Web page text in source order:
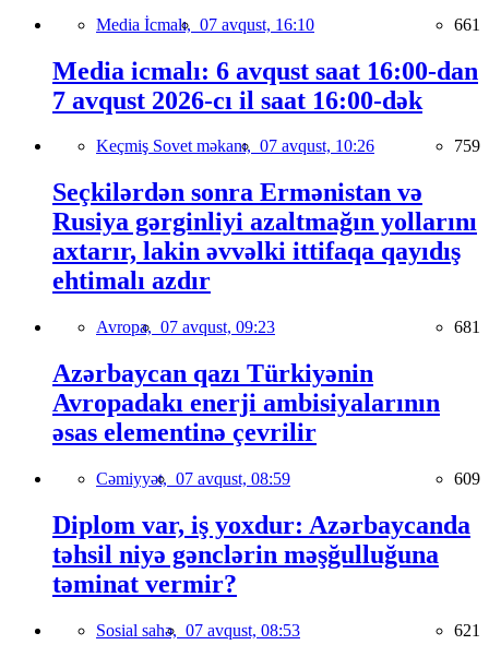
Media İcmalı, 07 avqust, 16:10 661
Media icmalı: 6 avqust saat 16:00-dan
7 avqust 2026-cı il saat 16:00-dək
Keçmiş Sovet məkanı, 07 avqust, 10:26 759
Seçkilərdən sonra Ermənistan və
Rusiya gərginliyi azaltmağın yollarını
axtarır, lakin əvvəlki ittifaqa qayıdış
ehtimalı azdır
Avropa, 07 avqust, 09:23 681
Azərbaycan qazı Türkiyənin
Avropadakı enerji ambisiyalarının
əsas elementinə çevrilir
Cəmiyyət, 07 avqust, 08:59 609
Diplom var, iş yoxdur: Azərbaycanda
təhsil niyə gənclərin məşğulluğuna
təminat vermir?
Sosial sahə, 07 avqust, 08:53 621